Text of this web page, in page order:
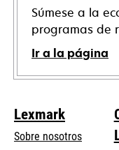
Súmese a la
programas de
Ir a la página
Lexmark
Sobre nosotros